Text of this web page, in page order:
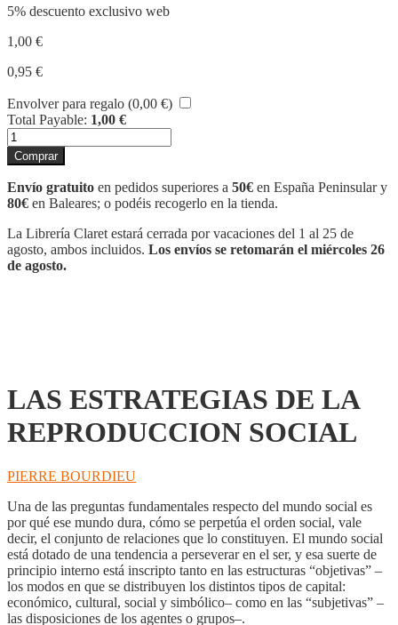
5% descuento exclusivo web
1,00 €
0,95 €
Envolver para regalo (0,00 €)
Total Payable: 1,00 €
LAS
ESTRATEGIAS
DE
LA
REPRODUCCION
cantidad
Comprar
Envío gratuito en pedidos superiores a 50€ en España Peninsular y
80€ en Baleares; o podéis recogerlo en la tienda.
La Librería Claret estará cerrada por vacaciones del 1 al 25 de
agosto, ambos incluidos. Los envíos se retomarán el miércoles 26
de agosto.
LAS ESTRATEGIAS DE LA
REPRODUCCION SOCIAL
PIERRE BOURDIEU
Una de las preguntas fundamentales respecto del mundo social es
por qué ese mundo dura, cómo se perpetúa el orden social, vale
decir, el conjunto de relaciones que lo constituyen. El mundo social
está dotado de una tendencia a perseverar en el ser, y esa suerte de
principio interno está inscripto tanto en las estructuras “objetivas” –
los modos en que se distribuyen los distintos tipos de capital:
económico, cultural, social y simbólico– como en las “subjetivas” –
las disposiciones de los agentes o grupos–.